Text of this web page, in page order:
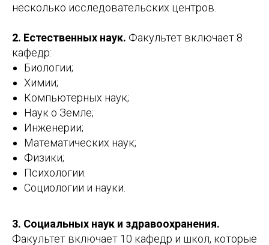
несколько исследовательских центров.
2. Естественных наук. Факультет включает 8
кафедр:
Биологии;
Химии;
Компьютерных наук;
Наук о Земле;
Инженерии;
Математических наук;
Физики;
Психологии.
Социологии и науки.
3. Социальных наук и здравоохранения.
Факультет включает 10 кафедр и школ, которые